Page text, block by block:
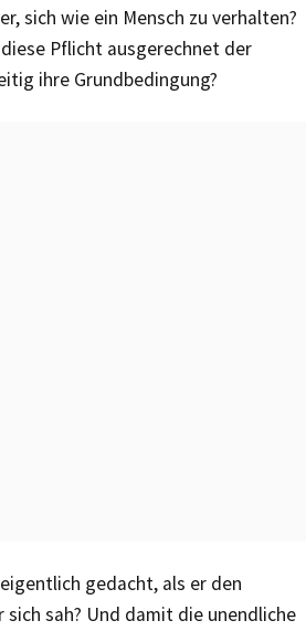
sich wie ein Mensch zu verhalten?
Pflicht ausgerechnet der
ihre Grundbedingung?
gedacht, als er den
sah? Und damit die unendliche